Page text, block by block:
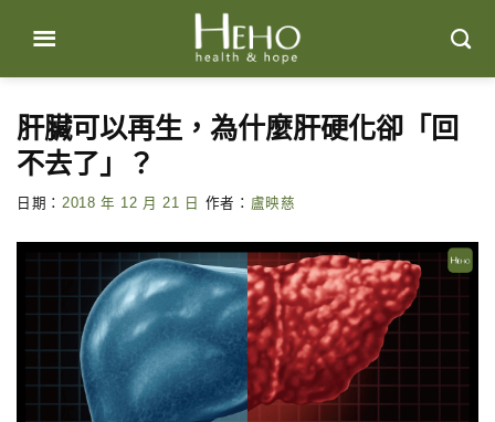
content
肝臟可以再生，為什麼肝硬化卻「回
不去了」？
日期： 2018 年 12 月 21 日 作者： 盧映慈